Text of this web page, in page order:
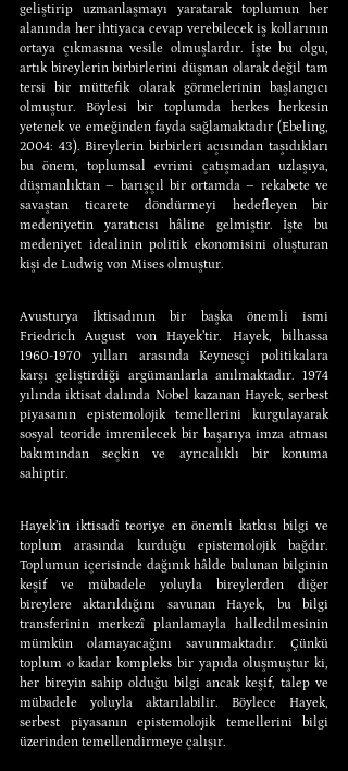
geliştirip uzmanlaşmayı yaratarak toplumun her
alanında her ihtiyaca cevap verebilecek iş kollarının
ortaya çıkmasına vesile olmuşlardır. İşte bu olgu,
artık bireylerin birbirlerini düşman olarak değil tam
tersi bir müttefik olarak görmelerinin başlangıcı
olmuştur. Böylesi bir toplumda herkes herkesin
yetenek ve emeğinden fayda sağlamaktadır (Ebeling,
2004: 43). Bireylerin birbirleri açısından taşıdıkları
bu önem, toplumsal evrimi çatışmadan uzlaşıya,
düşmanlıktan – barışçıl bir ortamda – rekabete ve
savaştan ticarete döndürmeyi hedefleyen bir
medeniyetin yaratıcısı hâline gelmiştir. İşte bu
medeniyet idealinin politik ekonomisini oluşturan
kişi de Ludwig von Mises olmuştur.
Avusturya İktisadının bir başka önemli ismi
Friedrich August von Hayek’tir. Hayek, bilhassa
1960-1970 yılları arasında Keynesçi politikalara
karşı geliştirdiği argümanlarla anılmaktadır. 1974
yılında iktisat dalında Nobel kazanan Hayek, serbest
piyasanın epistemolojik temellerini kurgulayarak
sosyal teoride imrenilecek bir başarıya imza atması
bakımından seçkin ve ayrıcalıklı bir konuma
sahiptir.
Hayek’in iktisadî teoriye en önemli katkısı bilgi ve
toplum arasında kurduğu epistemolojik bağdır.
Toplumun içerisinde dağınık hâlde bulunan bilginin
keşif ve mübadele yoluyla bireylerden diğer
bireylere aktarıldığını savunan Hayek, bu bilgi
transferinin merkezî planlamayla halledilmesinin
mümkün olamayacağını savunmaktadır. Çünkü
toplum o kadar kompleks bir yapıda oluşmuştur ki,
her bireyin sahip olduğu bilgi ancak keşif, talep ve
mübadele yoluyla aktarılabilir. Böylece Hayek,
serbest piyasanın epistemolojik temellerini bilgi
üzerinden temellendirmeye çalışır.